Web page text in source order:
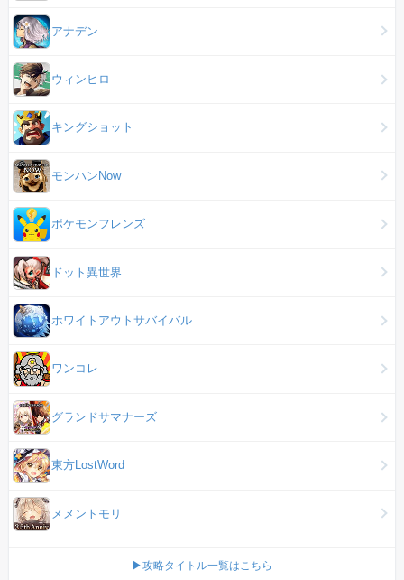
アナデン
ウィンヒロ
キングショット
モンハンNow
ポケモンフレンズ
ドット異世界
ホワイトアウトサバイバル
ワンコレ
グランドサマナーズ
東方LostWord
メメントモリ
▶攻略タイトル一覧はこちら